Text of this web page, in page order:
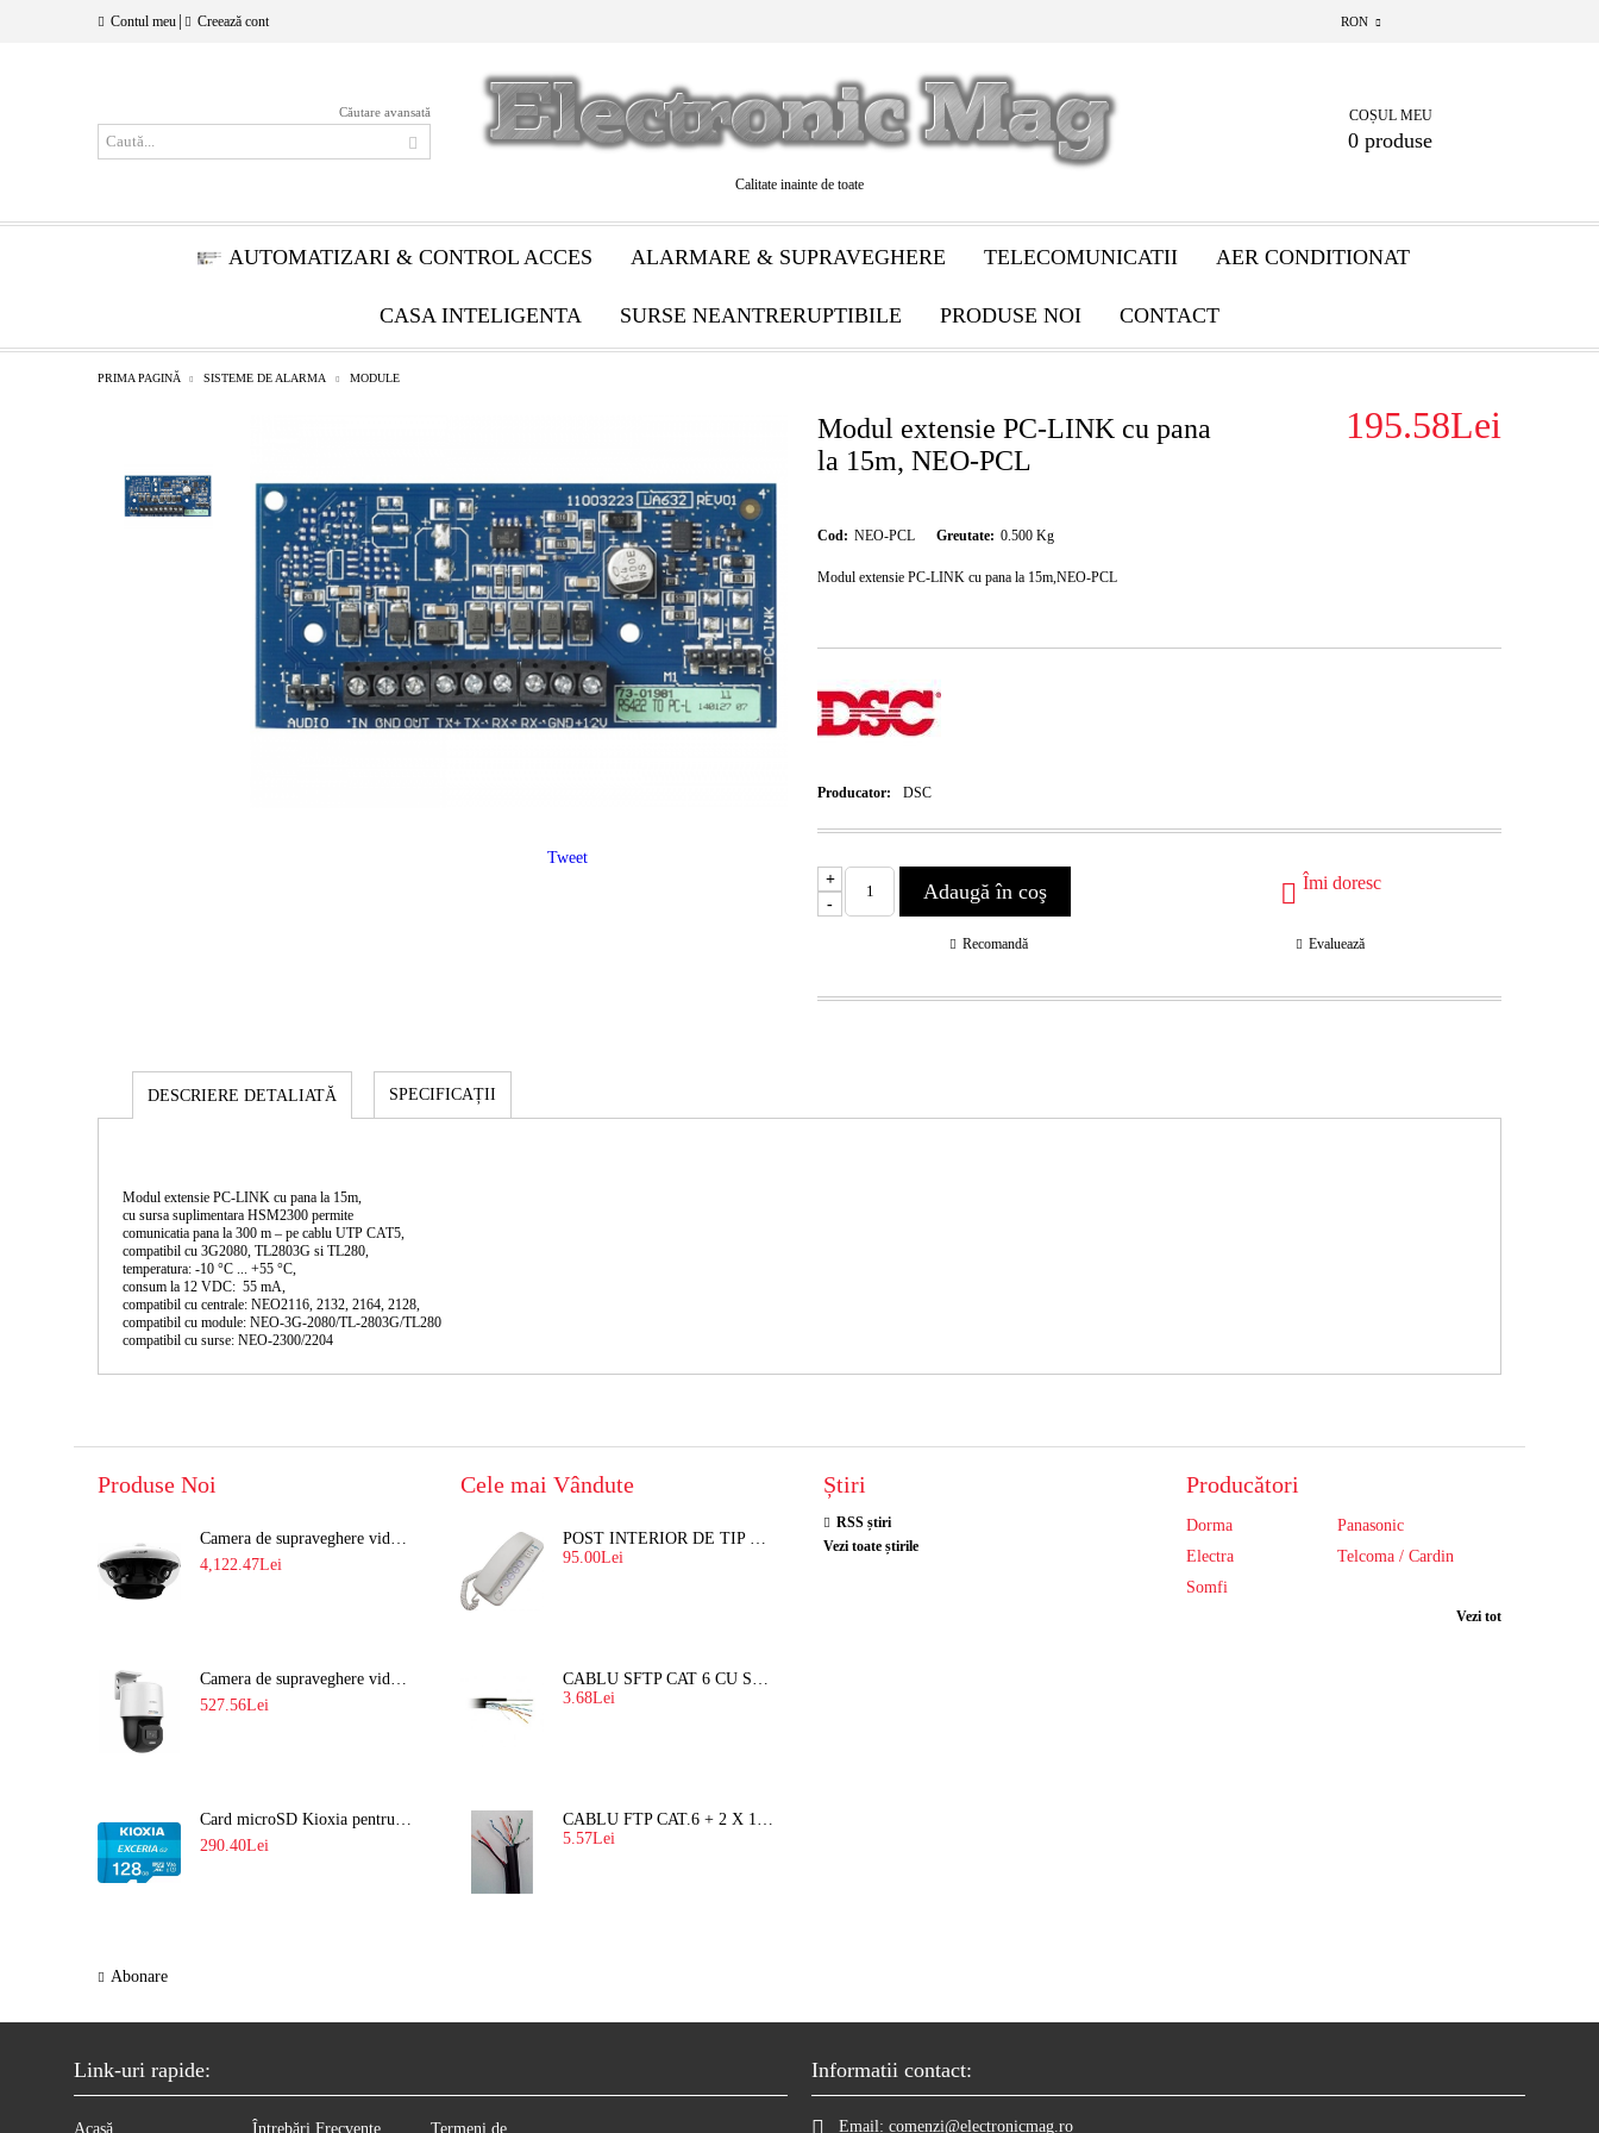
Contul meu Creează cont RON
Căutare avansată
Calitate inainte de toate
COȘUL MEU
0 produse
AUTOMATIZARI & CONTROL ACCES ALARMARE & SUPRAVEGHERE TELECOMUNICATII AER CONDITIONAT
CASA INTELIGENTA SURSE NEANTRERUPTIBILE PRODUSE NOI CONTACT
PRIMA PAGINĂ SISTEME DE ALARMA MODULE
Modul extensie PC-LINK cu pana
la 15m, NEO-PCL
195.58Lei
Cod: NEO-PCL Greutate: 0.500 Kg
Modul extensie PC-LINK cu pana la 15m,NEO-PCL
Producator: DSC
+
-
Îmi doresc
Recomandă Evaluează
Tweet
DESCRIERE DETALIATĂ SPECIFICAȚII
Modul extensie PC-LINK cu pana la 15m,
cu sursa suplimentara HSM2300 permite
comunicatia pana la 300 m – pe cablu UTP CAT5,
compatibil cu 3G2080, TL2803G si TL280,
temperatura: -10 °C ... +55 °C,
consum la 12 VDC: 55 mA,
compatibil cu centrale: NEO2116, 2132, 2164, 2128,
compatibil cu module: NEO-3G-2080/TL-2803G/TL280
compatibil cu surse: NEO-2300/2204
Produse Noi
Camera de supraveghere video 8MP panoramica de exterior(4x2MP Stitched) Navaio NGC-7482PR
4,122.47Lei
Camera de supraveghere video IP PT 4MP cu lumina alba 30M si lentila fixa Hikvision DS-2DE2C400SCG-E F1
527.56Lei
Card microSD Kioxia pentru CCTV cu capacitate memorie 128GB Ultra HD 4K LMEX2L128GG2
290.40Lei
Abonare
Cele mai Vândute
POST INTERIOR DE TIP TELEFON RESEL, T8018 PENTRU INTERFON DE BLOC
95.00Lei
CABLU SFTP CAT 6 CU SUFA, DE EXTERIOR 8 FIRE X 0,56 MM
3.68Lei
CABLU FTP CAT.6 + 2 X 1.5 MM2 ( LITAT ) CU SUFA
5.57Lei
Știri
RSS știri
Vezi toate știrile
Producători
Dorma
Panasonic
Electra
Telcoma / Cardin
Somfi
Vezi tot
Link-uri rapide:
Acasă Întrebări Frecvente Termeni de
Informatii contact:
Email: comenzi@electronicmag.ro